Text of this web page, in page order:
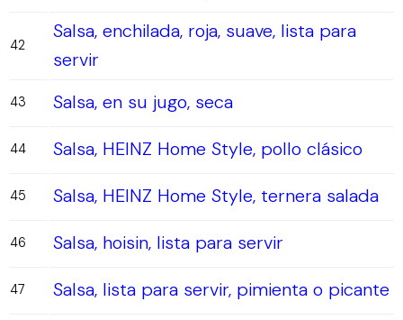
42
Salsa, enchilada, roja, suave, lista para
servir
43 Salsa, en su jugo, seca
44 Salsa, HEINZ Home Style, pollo clásico
45 Salsa, HEINZ Home Style, ternera salada
46 Salsa, hoisin, lista para servir
47 Salsa, lista para servir, pimienta o picante